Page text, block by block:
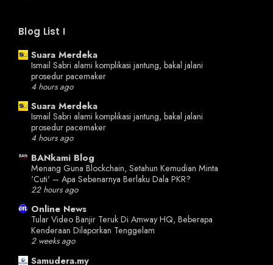
Blog List I
Suara Merdeka
Ismail Sabri alami komplikasi jantung, bakal jalani
prosedur pacemaker
4 hours ago
Suara Merdeka
Ismail Sabri alami komplikasi jantung, bakal jalani
prosedur pacemaker
4 hours ago
BANkami Blog
Menang Guna Blockchain, Setahun Kemudian Minta
'Cuti' – Apa Sebenarnya Berlaku Dala PKR?
22 hours ago
Online News
Tular Video Banjir Teruk Di Amway HQ, Beberapa
Kenderaan Dilaporkan Tenggelam
2 weeks ago
Samudera.my